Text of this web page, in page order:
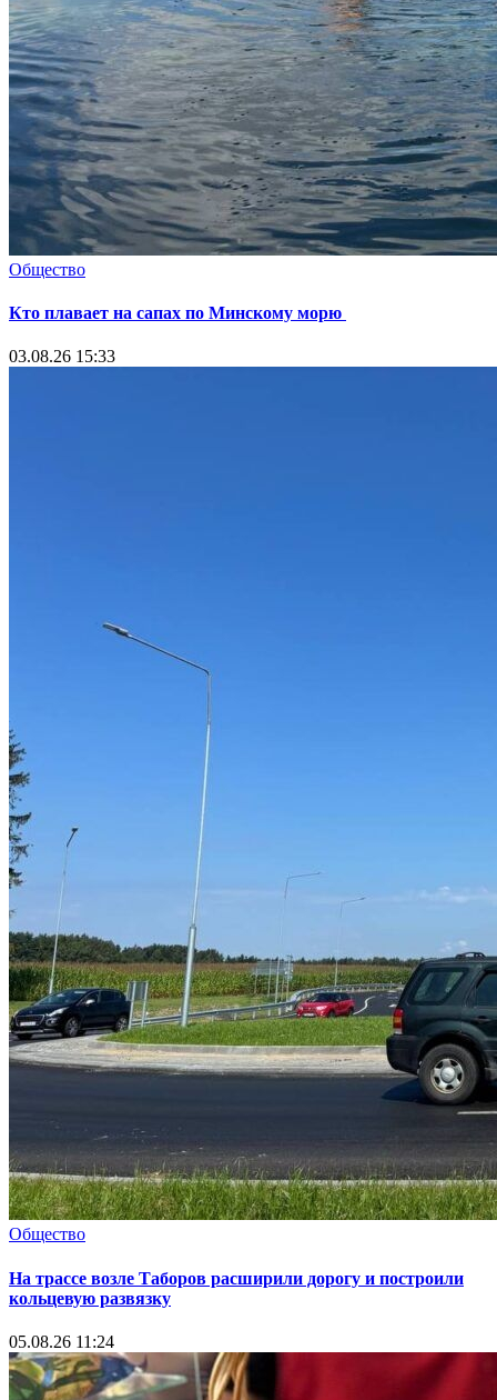
Общество
Кто плавает на сапах по Минскому морю
03.08.26 15:33
Общество
На трассе возле Таборов расширили дорогу и построили
кольцевую развязку
05.08.26 11:24